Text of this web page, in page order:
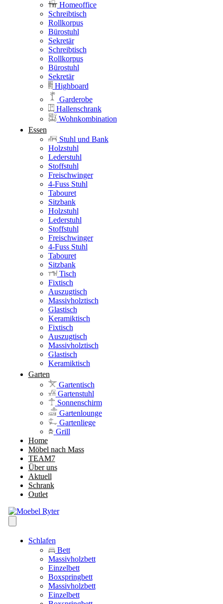
Homeoffice
Schreibtisch
Rollkorpus
Bürostuhl
Sekretär
Schreibtisch
Rollkorpus
Bürostuhl
Sekretär
Highboard
Garderobe
Hallenschrank
Wohnkombination
Essen
Stuhl und Bank
Holzstuhl
Lederstuhl
Stoffstuhl
Freischwinger
4-Fuss Stuhl
Tabouret
Sitzbank
Holzstuhl
Lederstuhl
Stoffstuhl
Freischwinger
4-Fuss Stuhl
Tabouret
Sitzbank
Tisch
Fixtisch
Auszugtisch
Massivholztisch
Glastisch
Keramiktisch
Fixtisch
Auszugtisch
Massivholztisch
Glastisch
Keramiktisch
Garten
Gartentisch
Gartenstuhl
Sonnenschirm
Gartenlounge
Gartenliege
Grill
Home
Möbel nach Mass
TEAM7
Über uns
Aktuell
Schrank
Outlet
Schlafen
Bett
Massivholzbett
Einzelbett
Boxspringbett
Massivholzbett
Einzelbett